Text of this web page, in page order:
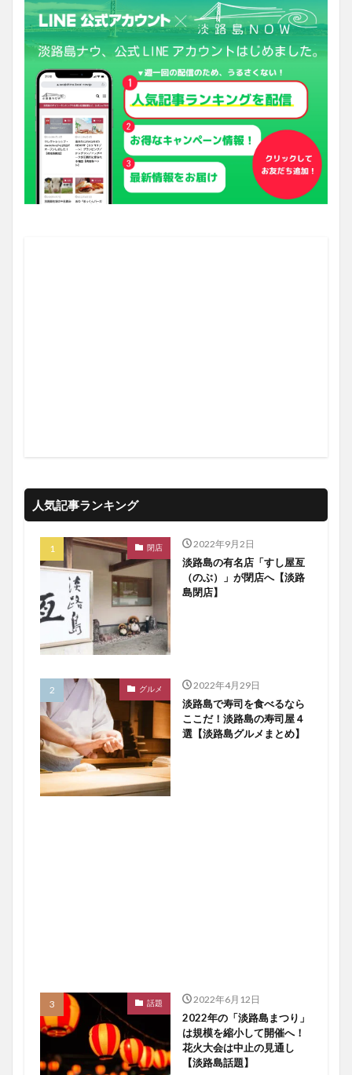
人気記事ランキング
閉店 2022年9月2日
淡路島の有名店「すし屋亙
（のぶ）」が閉店へ【淡路
島閉店】
グルメ 2022年4月29日
淡路島で寿司を食べるなら
ここだ！淡路島の寿司屋４
選【淡路島グルメまとめ】
話題 2022年6月12日
2022年の「淡路島まつり」
は規模を縮小して開催へ！
花火大会は中止の見通し
【淡路島話題】